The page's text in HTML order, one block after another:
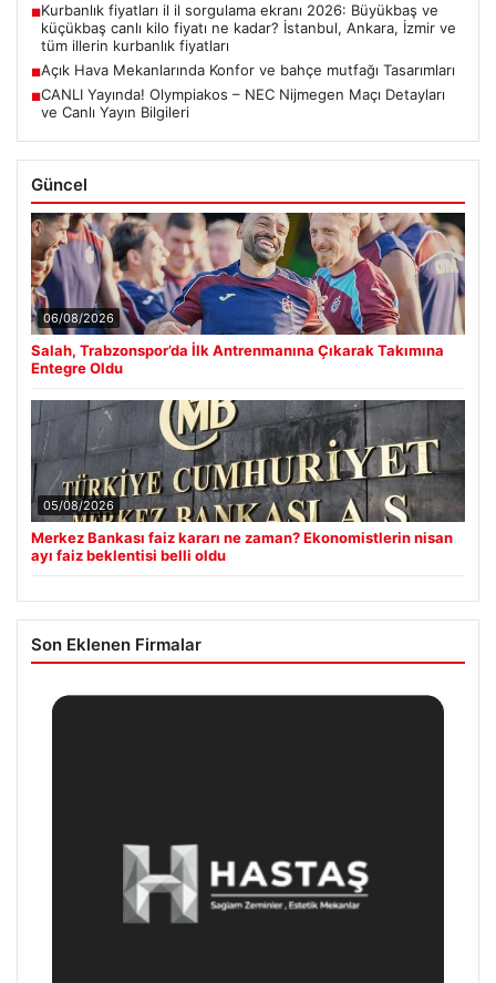
■Kurbanlık fiyatları il il sorgulama ekranı 2026: Büyükbaş ve
küçükbaş canlı kilo fiyatı ne kadar? İstanbul, Ankara, İzmir ve
tüm illerin kurbanlık fiyatları
■Açık Hava Mekanlarında Konfor ve bahçe mutfağı Tasarımları
■CANLI Yayında! Olympiakos – NEC Nijmegen Maçı Detayları
ve Canlı Yayın Bilgileri
Güncel
06/08/2026
Salah, Trabzonspor’da İlk Antrenmanına Çıkarak Takımına
Entegre Oldu
05/08/2026
Merkez Bankası faiz kararı ne zaman? Ekonomistlerin nisan
ayı faiz beklentisi belli oldu
Son Eklenen Firmalar